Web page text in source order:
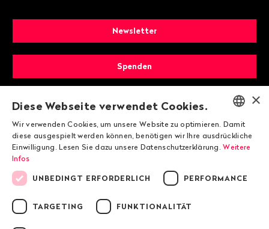
Newsletter
Spenden
Mitglied werden
© 2026 Public Eye
ENGLISH
DEUTSCH
×
Diese Webseite verwendet Cookies.
Wir verwenden Cookies, um unsere Website zu optimieren. Damit
diese ausgespielt werden können, benötigen wir Ihre ausdrückliche
Einwilligung. Lesen Sie dazu unsere Datenschutzerklärung. Weitere
Infos
UNBEDINGT ERFORDERLICH PERFORMANCE
TARGETING FUNKTIONALITÄT